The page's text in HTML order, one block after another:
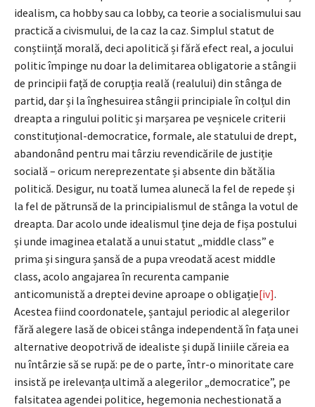
idealism, ca hobby sau ca lobby, ca teorie a socialismului sau
practică a civismului, de la caz la caz. Simplul statut de
conștiință morală, deci apolitică și fără efect real, a jocului
politic împinge nu doar la delimitarea obligatorie a stângii
de principii față de corupția reală (realului) din stânga de
partid, dar și la înghesuirea stângii principiale în colțul din
dreapta a ringului politic și marșarea pe veșnicele criterii
constituțional-democratice, formale, ale statului de drept,
abandonând pentru mai târziu revendicările de justiție
socială – oricum nereprezentate și absente din bătălia
politică. Desigur, nu toată lumea alunecă la fel de repede și
la fel de pătrunsă de la principialismul de stânga la votul de
dreapta. Dar acolo unde idealismul ține deja de fișa postului
și unde imaginea etalată a unui statut „middle class” e
prima și singura șansă de a pupa vreodată acest middle
class, acolo angajarea în recurenta campanie
anticomunistă a dreptei devine aproape o obligație[iv].
Acestea fiind coordonatele, șantajul periodic al alegerilor
fără alegere lasă de obicei stânga independentă în fața unei
alternative deopotrivă de idealiste și după liniile căreia ea
nu întârzie să se rupă: pe de o parte, într-o minoritate care
insistă pe irelevanța ultimă a alegerilor „democratice”, pe
falsitatea agendei politice, hegemonia nechestionată a